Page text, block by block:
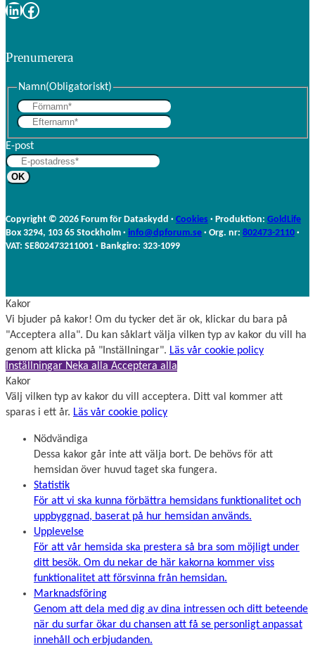
LinkedIn Facebook
Prenumerera
Namn(Obligatoriskt)
r
f
a
m
n
E-post
Copyright © 2026 Forum för Dataskydd · Cookies · Produktion: GoldLife
Box 3294, 103 65 Stockholm · info@dpforum.se · Org. nr: 802473-2110 ·
VAT: SE802473211001 · Bankgiro: 323-1099
Kakor
Vi bjuder på kakor! Om du tycker det är ok, klickar du bara på
"Acceptera alla". Du kan såklart välja vilken typ av kakor du vill ha
genom att klicka på "Inställningar". Läs vår cookie policy
Inställningar Neka alla Acceptera alla
Kakor
Välj vilken typ av kakor du vill acceptera. Ditt val kommer att
sparas i ett år. Läs vår cookie policy
Nödvändiga
Dessa kakor går inte att välja bort. De behövs för att
hemsidan över huvud taget ska fungera.
Statistik
För att vi ska kunna förbättra hemsidans funktionalitet och
uppbyggnad, baserat på hur hemsidan används.
Upplevelse
För att vår hemsida ska prestera så bra som möjligt under
ditt besök. Om du nekar de här kakorna kommer viss
funktionalitet att försvinna från hemsidan.
Marknadsföring
Genom att dela med dig av dina intressen och ditt beteende
när du surfar ökar du chansen att få se personligt anpassat
innehåll och erbjudanden.